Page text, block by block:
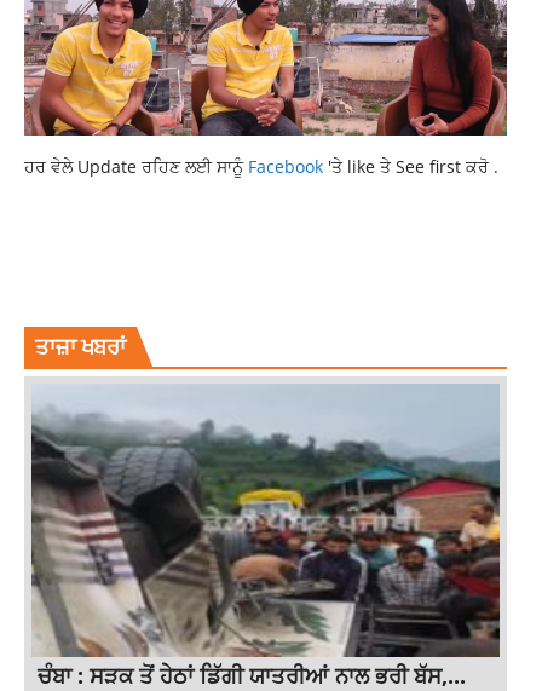
ਹਰ ਵੇਲੇ Update ਰਹਿਣ ਲਈ ਸਾਨੂੰ Facebook 'ਤੇ like ਤੇ See first ਕਰੋ .
ਤਾਜ਼ਾ ਖਬਰਾਂ
ਚੰਬਾ : ਸੜਕ ਤੋਂ ਹੇਠਾਂ ਡਿੱਗੀ ਯਾਤਰੀਆਂ ਨਾਲ ਭਰੀ ਬੱਸ,...